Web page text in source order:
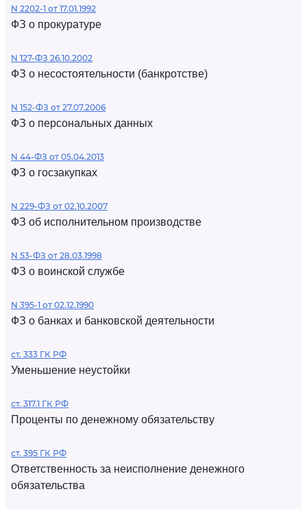
N 2202-1 от 17.01.1992
ФЗ о прокуратуре
N 127-ФЗ 26.10.2002
ФЗ о несостоятельности (банкротстве)
N 152-ФЗ от 27.07.2006
ФЗ о персональных данных
N 44-ФЗ от 05.04.2013
ФЗ о госзакупках
N 229-ФЗ от 02.10.2007
ФЗ об исполнительном производстве
N 53-ФЗ от 28.03.1998
ФЗ о воинской службе
N 395-1 от 02.12.1990
ФЗ о банках и банковской деятельности
ст. 333 ГК РФ
Уменьшение неустойки
ст. 317.1 ГК РФ
Проценты по денежному обязательству
ст. 395 ГК РФ
Ответственность за неисполнение денежного
обязательства